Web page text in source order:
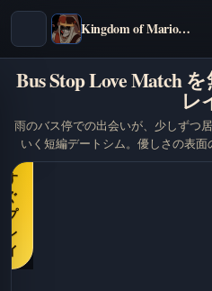
Kingdom of Marionettes
Bus Stop Love Match
レ
雨のバス停での出会いが、少しずつ
いく短編デートシム。優しさの表
す。
今
す
ぐ
プ
レ
イ